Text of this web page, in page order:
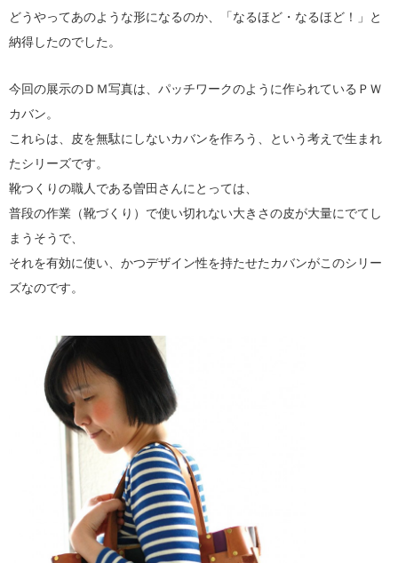
どうやってあのような形になるのか、「なるほど・なるほど！」と
納得したのでした。
今回の展示のＤＭ写真は、パッチワークのように作られているＰＷ
カバン。
これらは、皮を無駄にしないカバンを作ろう、という考えで生まれ
たシリーズです。
靴つくりの職人である曽田さんにとっては、
普段の作業（靴づくり）で使い切れない大きさの皮が大量にでてし
まうそうで、
それを有効に使い、かつデザイン性を持たせたカバンがこのシリー
ズなのです。